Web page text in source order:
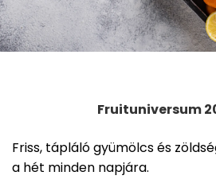
Fruituniversum
Friss, tápláló gyümölcs és
a hét minden napjára.